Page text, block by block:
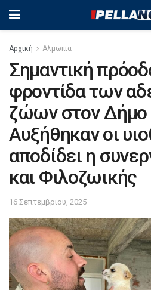
Αρχική Αλμωπία
Σημαντική
φροντίδα των
ζώων στον
Αυξήθηκαν οι
αποδίδει η
και Φιλοζωικής
16 Σεπτεμβρίου, 2025